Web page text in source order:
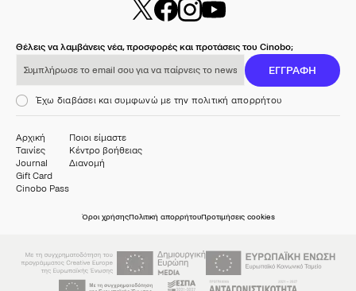
Θέλεις να λαμβάνεις νέα, προσφορές και προτάσεις του Cinobo;
ΕΓΓΡΑΦΗ
Έχω διαβάσει και συμφωνώ με την πολιτική απορρήτου
Αρχική
Ταινίες
Journal
Gift Card
Cinobo Pass
Ποιοι είμαστε
Κέντρο βοήθειας
Διανομή
Όροι χρήσηςΠολιτική απορρήτουΠροτιμήσεις cookies